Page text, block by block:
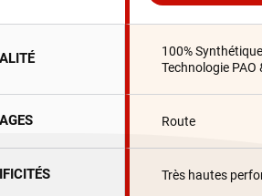
100% Synthétique
Technologie PAO
Route
Très hautes